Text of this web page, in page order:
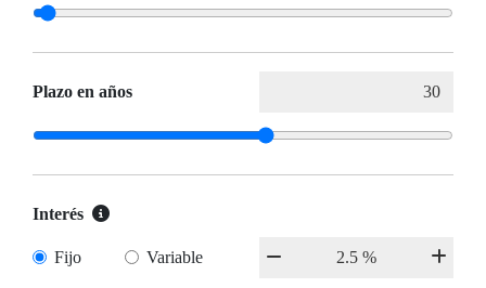
Plazo en años
Interés
Fijo Variable